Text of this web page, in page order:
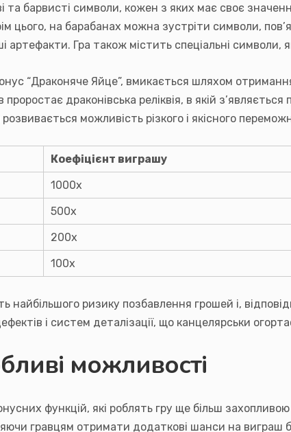
та барвисті символи, кожен з яких має своє
цього, на барабанах можна зустріти символи,
артефакти. Гра також містить спеціальні символи,
“Драконяче Яйце”, вмикається шляхом
драконівська реліквія, в якій
можливість різкого і якісного
Коефіцієнт виграшу
1000x
500x
200x
100x
ризику позбавлення грошей і,
і систем деталізації, що канцелярськи
можливості
функцій, які роблять гру ще більш
гравцям отримати додаткові шанси на виграш